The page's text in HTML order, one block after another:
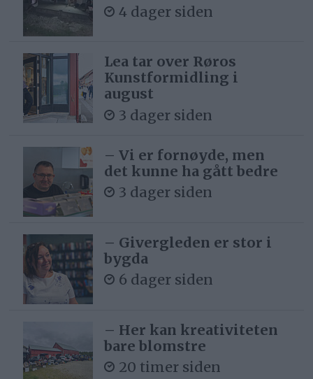
4 dager siden
Lea tar over Røros
Kunstformidling i
august
3 dager siden
– Vi er fornøyde, men
det kunne ha gått bedre
3 dager siden
– Givergleden er stor i
bygda
6 dager siden
– Her kan kreativiteten
bare blomstre
20 timer siden